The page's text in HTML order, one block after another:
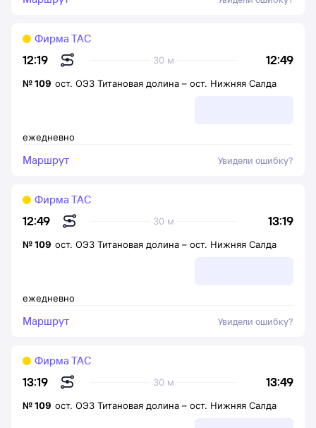
12:19 12:49
30 м
Фирма ТАС
ежедневно
№109 ост. ОЭЗ Титановая долина – ост. Нижняя Салда
Маршрут Увидели ошибку?
12:49 13:19
30 м
Фирма ТАС
ежедневно
№109 ост. ОЭЗ Титановая долина – ост. Нижняя Салда
Маршрут Увидели ошибку?
13:19 13:49
30 м
Фирма ТАС
№109 ост. ОЭЗ Титановая долина – ост. Нижняя Салда